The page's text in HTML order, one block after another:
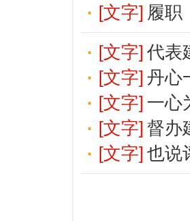
[文字] 履
[文字] 代表
[文字] 丹心
[文字] 一
[文字] 督办
[文字] 也说